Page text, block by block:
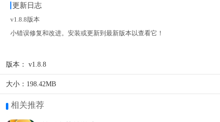
更新日志
v1.8.8版本
小错误修复和改进。安装或更新到最新版本以查看它！
版本： v1.8.8
大小： 198.42MB
相关推荐